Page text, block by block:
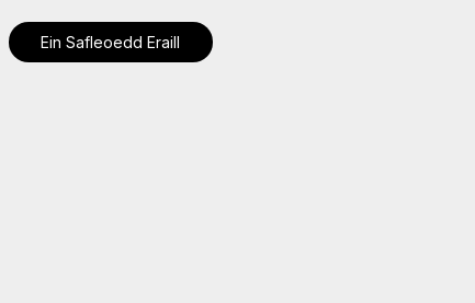
Ein Safleoedd Eraill